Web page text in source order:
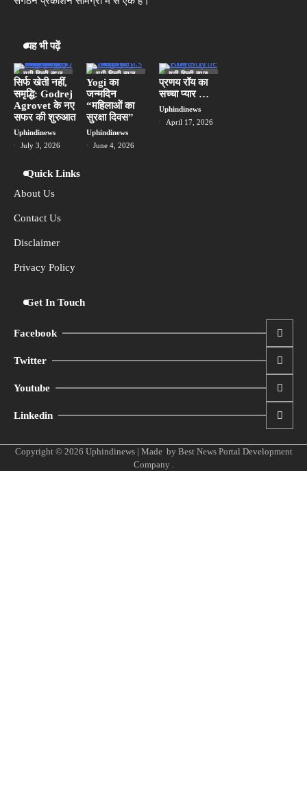
4
Uphindinews
5
मानसून बना घूमने-फिरने का नया सीजन, छोटी
यात्राओं को तरजीह दे रहे हैं भारतीय: Airbnb
Uphindinews
यह भी पढ़ें
यूपी हिन्दी न्यूज
स्पेशल
सिर्फ खेती नहीं,
समृद्धि: Godrej
Agrovet के नए
सफर की शुरुआत
Uphindinews
July 3, 2026
यूपी हिन्दी न्यूज
स्पेशल
लखनऊ
Yogi का
जन्मदिन
“महिलाओं का
सुरक्षा दिवस”
Uphindinews
June 4, 2026
यूपी हिन्दी न्यूज
स्पेशल
प्रणय रॉय का
सच्चा प्यार …
Uphindinews
April 17, 2026
Quick Links
About Us
Contact Us
Disclaimer
Privacy Policy
Get In Touch
Facebook
Twitter
Youtube
Linkedin
Copyright © 2026 Uphindinews| Made by Best News Portal Development
Company.